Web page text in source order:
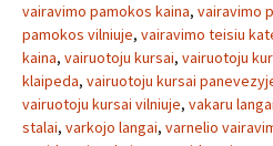
vairavimo pamokos kaina, vairavimo
pamokos vilniuje, vairavimo teisiu
kaina, vairuotoju kursai, vairuotoju
klaipeda, vairuotoju kursai
vairuotoju kursai vilniuje, vakaru langai
stalai, varkojo langai, varnelio